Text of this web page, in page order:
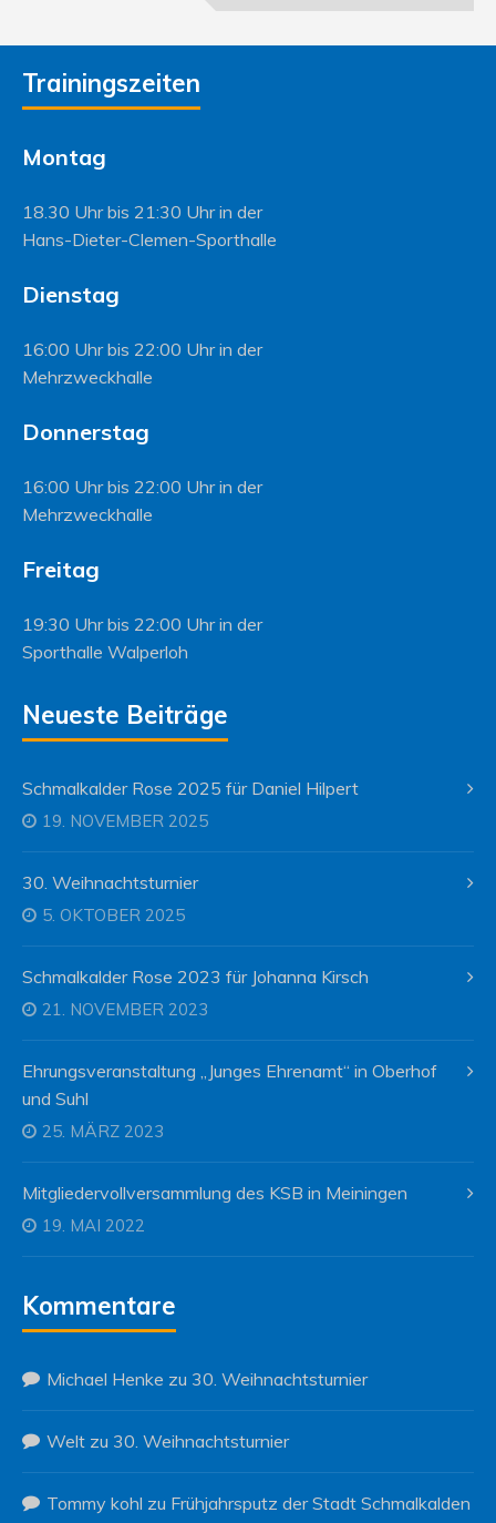
Trainingszeiten
Montag
18.30 Uhr bis 21:30 Uhr in der
Hans-Dieter-Clemen-Sporthalle
Dienstag
16:00 Uhr bis 22:00 Uhr in der
Mehrzweckhalle
Donnerstag
16:00 Uhr bis 22:00 Uhr in der
Mehrzweckhalle
Freitag
19:30 Uhr bis 22:00 Uhr in der
Sporthalle Walperloh
Neueste Beiträge
Schmalkalder Rose 2025 für Daniel Hilpert
19. NOVEMBER 2025
30. Weihnachtsturnier
5. OKTOBER 2025
Schmalkalder Rose 2023 für Johanna Kirsch
21. NOVEMBER 2023
Ehrungsveranstaltung „Junges Ehrenamt“ in Oberhof
und Suhl
25. MÄRZ 2023
Mitgliedervollversammlung des KSB in Meiningen
19. MAI 2022
Kommentare
Michael Henke zu 30. Weihnachtsturnier
Welt zu 30. Weihnachtsturnier
Tommy kohl zu Frühjahrsputz der Stadt Schmalkalden